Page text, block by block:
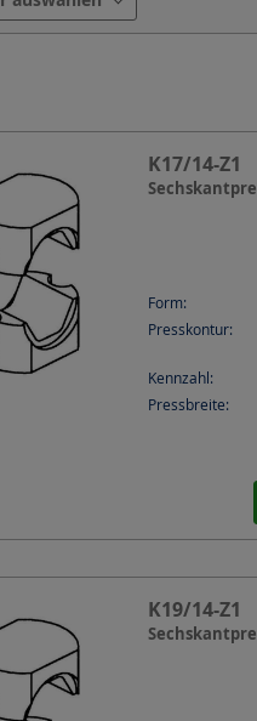
K17/14-Z1
Form:
Presskontur:
Kennzahl:
Pressbreite:
K19/14-Z1